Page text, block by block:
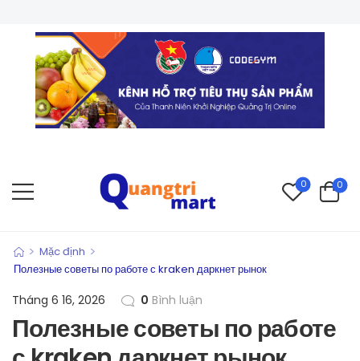
0 0
> Mặc định >
Полезные советы по работе с kraken даркнет рынок
Tháng 6 16, 2026 0 Bình luận
Полезные советы по работе